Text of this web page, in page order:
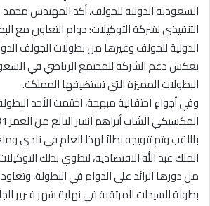
السعودية الدولية للجولف، أكد المهندس محمد
التنفيذي لشركة التوكيلات: دوام التعاون مع
الدولية للجولف وغيرها من بطولات الجولف
يعكس دعم الشركة للمجتمع الرياضي في
البطولات المميزة التي تستضيفها المملكة.
وفي أجواءٍ احتفالية مبهجة، اختتمت الأحد
باللقب وتم تتويجه بطلاً لهذا العام في نادي
الملك عبد الله الاقتصادية، لتطوي بذلك
من دورها الرائد على الدوام في البطولة،
بطولة السيدات المرتقبة في نهاية شهر فبرير